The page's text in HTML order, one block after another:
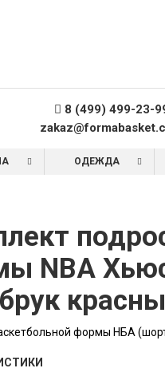
8 (499) 499-23-
ОДЕЖДА
NBA
формы НБА